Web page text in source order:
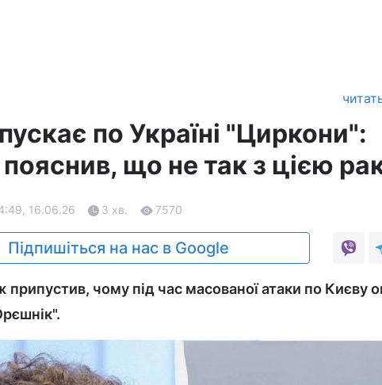
по Україні "Циркони":
що не так з цією
16.06.26 3 хв. 7570
Підпишіться на нас в Google
припустив, чому під час масованої атаки по Києву